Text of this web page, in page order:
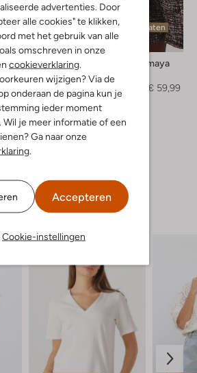
advertenties. Door
alle cookies" te klikken,
met het gebruik van alle
omschreven in onze
cookieverklaring.
wijzigen? Via de
onderaan de pagina kun je
ieder moment
Wil je meer informatie of een
Ga naar onze
.
Accepteren
Cookie-instellingen
look
Laatste maten
Studio Amaya
Jack
€ 119,95
€ 59,99